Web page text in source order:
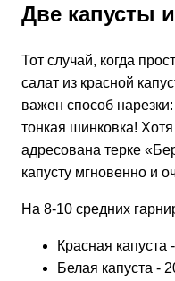
Две капусты
Тот случай, когда
салат из красной
важен способ
тонкая шинковка!
адресована терке
капусту мгновенно и
На 8-10 средних
Красная капуста
Белая капуста -